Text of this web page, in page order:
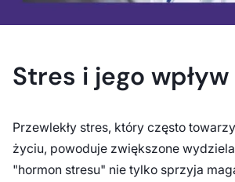
Stres i jego
Przewlekły stres, który często
życiu, powoduje zwiększone
"hormon stresu" nie tylko sprzyja